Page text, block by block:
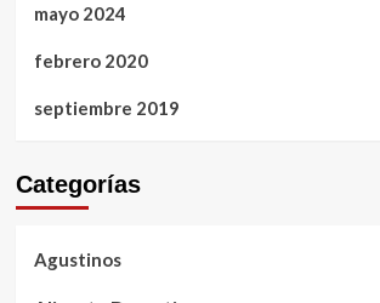
mayo 2024
febrero 2020
septiembre 2019
Categorías
Agustinos